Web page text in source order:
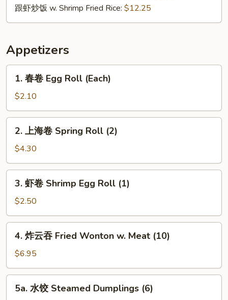
跟虾炒饭 w. Shrimp Fried Rice: $12.25
Appetizers
Egg
Roll
(Each)
1. 春卷 Egg Roll (Each)
$2.10
卷
Spring
Roll
(2)
2. 上海卷 Spring Roll (2)
$4.30
Shrimp
Egg
Roll
(1)
3. 虾卷 Shrimp Egg Roll (1)
$2.50
吞
Fried
Wonton
4. 炸云吞 Fried Wonton w. Meat (10)
$6.95
5a. 水饺 Steamed Dumplings (6)